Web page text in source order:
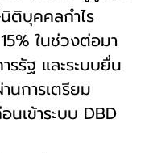
ติบุคคลกำไร
ในช่วงต่อมา
รรัฐ และระบบยื่น
นการเตรียม
นเข้าระบบ DBD